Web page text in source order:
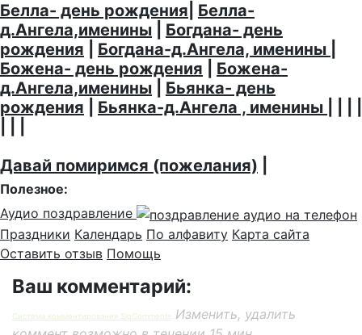
Белла- день рождения Белла-
д.Ангела,именины
Богдана- день
рождения
Богдана-д.Ангела, именины
Божена- день рождения
Божена-
д.Ангела,именины
Бьянка- день
рождения
Бьянка-д.Ангела , именины
Давай помиримся (пожелания)
Полезное:
Аудио поздравление
Праздники Календарь По алфавиту Карта сайта
Оставить отзыв Помощь
Ваш комментарий:
Система комментирования SigComments
Изменить, удалить